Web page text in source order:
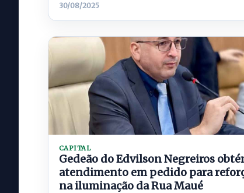
30/08/2025
CAPITAL
Gedeão do Edvilson Negreiros
atendimento em pedido para
na iluminação da Rua Maué